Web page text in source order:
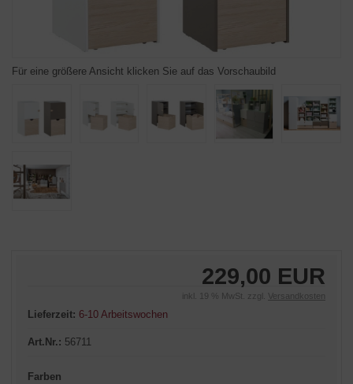
Für eine größere Ansicht klicken Sie auf das Vorschaubild
229,00 EUR
inkl. 19 % MwSt. zzgl. Versandkosten
Lieferzeit: 6-10 Arbeitswochen
Art.Nr.: 56711
Farben